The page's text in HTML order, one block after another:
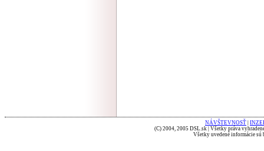
NÁVŠTEVNOSŤ
(C) 2004, 2005 DSL.sk | Všetky práva
Všetky uvedené informácie sú